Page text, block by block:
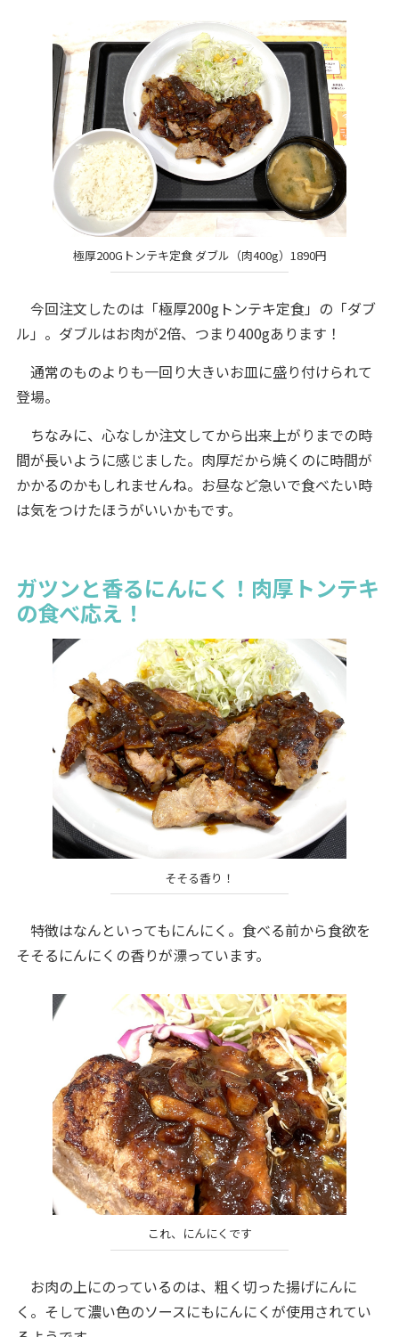
極厚200Gトンテキ定食 ダブル（肉400g）1890円
今回注文したのは「極厚200gトンテキ定食」の「ダブ
ル」。ダブルはお肉が2倍、つまり400gあります！
通常のものよりも一回り大きいお皿に盛り付けられて
登場。
ちなみに、心なしか注文してから出来上がりまでの時
間が長いように感じました。肉厚だから焼くのに時間が
かかるのかもしれませんね。お昼など急いで食べたい時
は気をつけたほうがいいかもです。
ガツンと香るにんにく！肉厚トンテキ
の食べ応え！
そそる香り！
特徴はなんといってもにんにく。食べる前から食欲を
そそるにんにくの香りが漂っています。
これ、にんにくです
お肉の上にのっているのは、粗く切った揚げにんに
く。そして濃い色のソースにもにんにくが使用されてい